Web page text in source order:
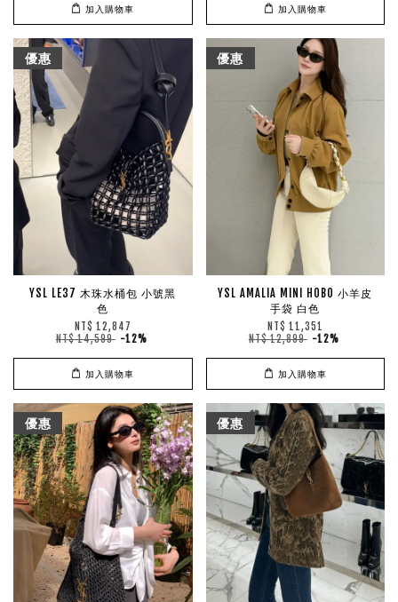
加入購物車 加入購物車
優惠
YSL LE37 木珠水桶包 小號黑
色
NT$ 12,847
NT$ 14,599 -12%
加入購物車
優惠
YSL AMALIA MINI HOBO 小羊皮
手袋 白色
NT$ 11,351
NT$ 12,899 -12%
加入購物車
優惠 優惠